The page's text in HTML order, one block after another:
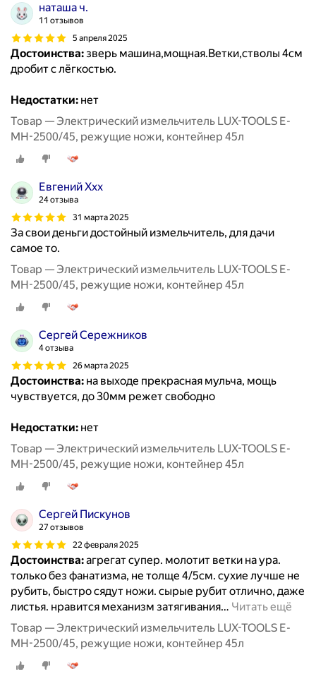
наташа ч.
11 отзывов
5 апреля 2025
Достоинства:зверь машина,мощная.Ветки,стволы 4см
дробит с лёгкостью.
Недостатки: нет
Товар — Электрический измельчитель LUX-TOOLS E-
MH-2500/45, режущие ножи, контейнер 45л
Евгений Ххх
24 отзыва
31 марта 2025
За свои деньги достойный измельчитель, для дачи
самое то.
Товар — Электрический измельчитель LUX-TOOLS E-
MH-2500/45, режущие ножи, контейнер 45л
Сергей Сережников
4 отзыва
26 марта 2025
Достоинства: на выходе прекрасная мульча, мощь
чувствуется, до 30мм режет свободно
Недостатки: нет
Товар — Электрический измельчитель LUX-TOOLS E-
MH-2500/45, режущие ножи, контейнер 45л
Сергей Пискунов
27 отзывов
22 февраля 2025
Достоинства:агрегат супер. молотит ветки на ура.
только без фанатизма, не толще 4/5см. сухие лучше не
рубить, быстро сядут ножи. сырые рубит отлично, даже
листья. нравится механизм затягивания… Читать ещё
Товар — Электрический измельчитель LUX-TOOLS E-
MH-2500/45, режущие ножи, контейнер 45л